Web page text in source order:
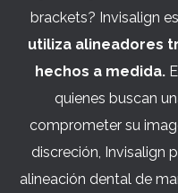
brackets? Invisalign
utiliza alineadores
hechos a medida.
quienes buscan
comprometer su
discreción, Invisalign
alineación dental de